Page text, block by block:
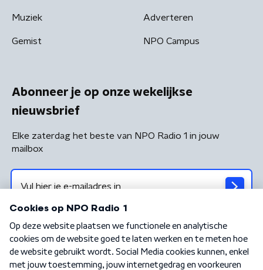
Muziek
Gemist
Adverteren
NPO Campus
Abonneer je op onze wekelijkse
nieuwsbrief
Elke zaterdag het beste van NPO Radio 1 in jouw
mailbox
Algemene voorwaarden Privacybeleid